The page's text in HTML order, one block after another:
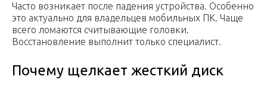
Часто возникает после падения устройства. Особенно
это актуально для владельцев мобильных ПК. Чаще
всего ломаются считывающие головки.
Восстановление выполнит только специалист.
Почему щелкает жесткий диск